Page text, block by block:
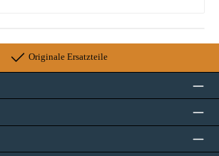
Originale Ersatzteile